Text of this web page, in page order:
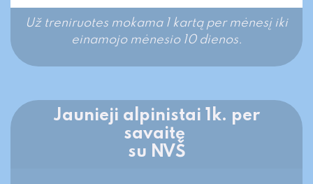
Už treniruotes mokama 1 kartą per mėnesį iki
einamojo mėnesio 10 dienos.​
Jaunieji alpinistai 1k. per
savaitę
su NVŠ